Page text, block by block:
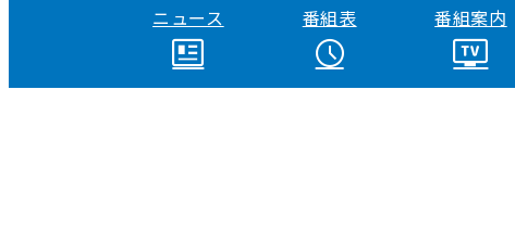
ニュース 番組表 番組案内